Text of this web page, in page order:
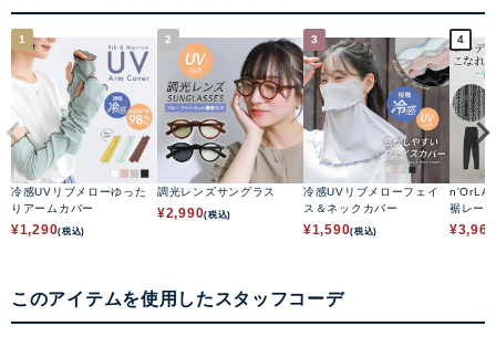
1
冷感UVリブメローゆった
りアームカバー
¥1,290(税込)
2
調光レンズサングラス
¥2,990(税込)
3
冷感UVリブメローフェイ
ス＆ネックカバー
¥1,590(税込)
4
裾レー
¥3,960
このアイテムを使用したスタッフコーデ